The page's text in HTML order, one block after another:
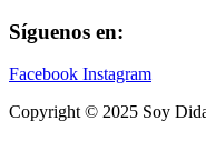
Síguenos en:
Facebook Instagram
Copyright © 2025 Soy